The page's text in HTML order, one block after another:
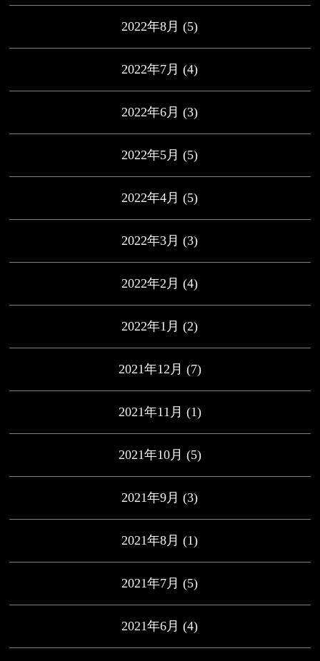
2022年8月 (5)
2022年7月 (4)
2022年6月 (3)
2022年5月 (5)
2022年4月 (5)
2022年3月 (3)
2022年2月 (4)
2022年1月 (2)
2021年12月 (7)
2021年11月 (1)
2021年10月 (5)
2021年9月 (3)
2021年8月 (1)
2021年7月 (5)
2021年6月 (4)